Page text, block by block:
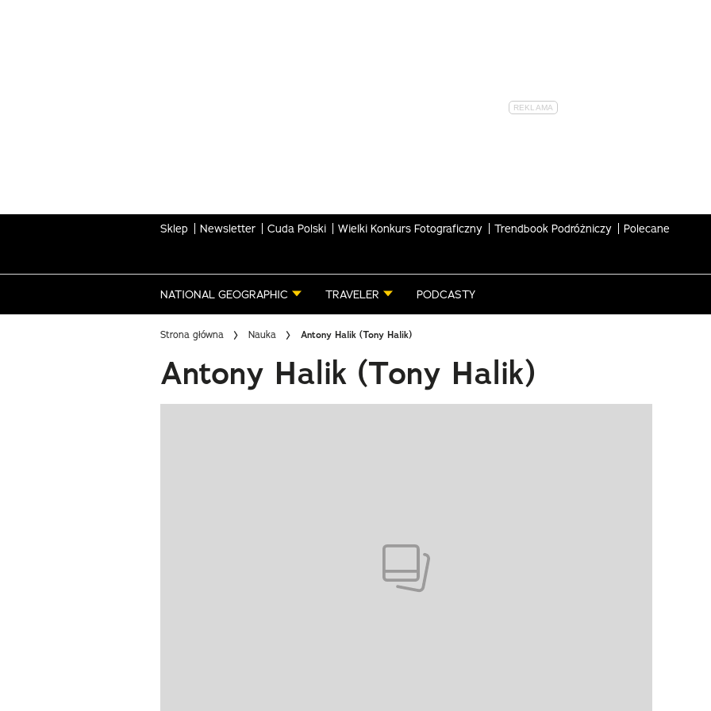
Sklep Newsletter Cuda Polski Wielki Konkurs Fotograficzny Trendbook Podróżniczy Polecane
NATIONAL GEOGRAPHIC TRAVELER PODCASTY
Strona główna Nauka Antony Halik (Tony Halik)
Antony Halik (Tony Halik)